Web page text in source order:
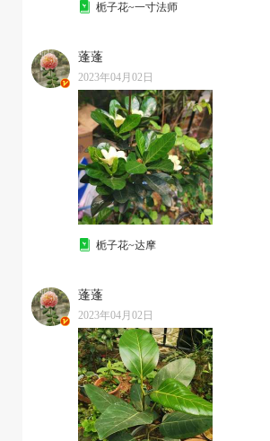
栀子花~一寸法师
蓬蓬
2023年04月02日
栀子花~达摩
蓬蓬
2023年04月02日